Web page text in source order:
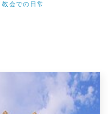
教会での日常